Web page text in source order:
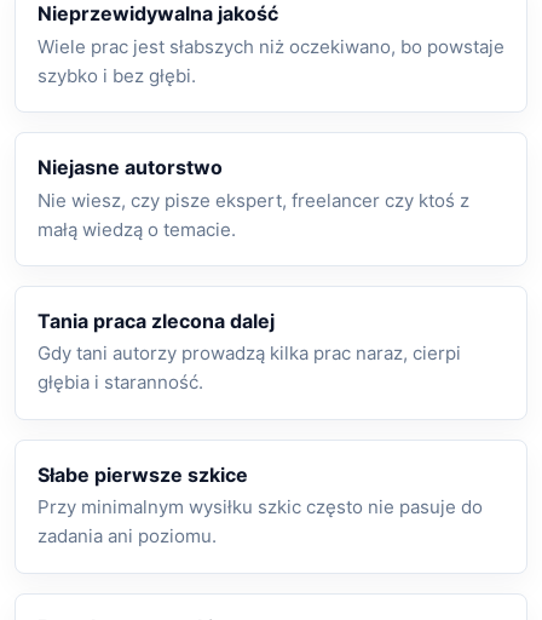
Nieprzewidywalna jakość
Wiele prac jest słabszych niż oczekiwano, bo powstaje
szybko i bez głębi.
Niejasne autorstwo
Nie wiesz, czy pisze ekspert, freelancer czy ktoś z
małą wiedzą o temacie.
Tania praca zlecona dalej
Gdy tani autorzy prowadzą kilka prac naraz, cierpi
głębia i staranność.
Słabe pierwsze szkice
Przy minimalnym wysiłku szkic często nie pasuje do
zadania ani poziomu.